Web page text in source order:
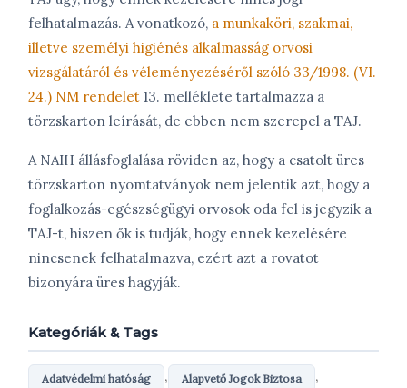
felhatalmazás. A vonatkozó, a munkaköri, szakmai,
illetve személyi higiénés alkalmasság orvosi
vizsgálatáról és véleményezéséről szóló 33/1998. (VI.
24.) NM rendelet 13. melléklete tartalmazza a
törzskarton leírását, de ebben nem szerepel a TAJ.
A NAIH állásfoglalása röviden az, hogy a csatolt üres
törzskarton nyomtatványok nem jelentik azt, hogy a
foglalkozás-egészségügyi orvosok oda fel is jegyzik a
TAJ-t, hiszen ők is tudják, hogy ennek kezelésére
nincsenek felhatalmazva, ezért azt a rovatot
bizonyára üres hagyják.
Kategóriák & Tags
Adatvédelmi hatóság , Alapvető Jogok Biztosa ,